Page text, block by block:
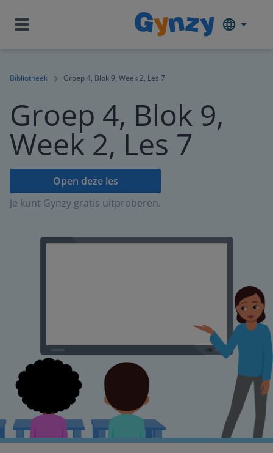
Bibliotheek Groep 4, Blok 9, Week 2, Les 7
Groep 4, Blok 9,
Week 2, Les 7
Open deze les
Je kunt Gynzy gratis uitproberen.